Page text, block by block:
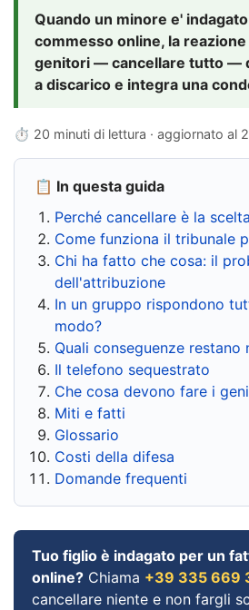
Quando un minore e'
commesso online, la
genitori — cancellare tutto —
a discarico e integra una
⏱ 20 minuti di lettura · aggiornato al
📋 In questa guida
Perché cancellare è la
Come funziona il tribunale
Chi ha fatto che cosa: il
dell'attribuzione
In un gruppo rispondono
modo?
Quali conseguenze restano
Il telefono sequestrato
Che cosa devono fare i
Miti e fatti
Glossario
Costi della difesa
Domande frequenti
Tuo figlio è indagato per un
online? Chiama +39 335 669
cancellare niente e non fargli